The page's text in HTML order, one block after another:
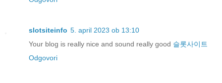
slotsiteinfo 5. april 2023 ob 13:10
Your blog is really nice and sound really good 슬롯사이트
Odgovori